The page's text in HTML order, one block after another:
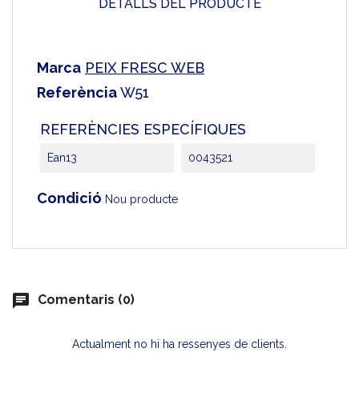
DETALLS DEL PRODUCTE
Marca PEIX FRESC WEB
ReferènciaW51
REFERÈNCIES ESPECÍFIQUES
Ean13 0043521
Condició Nou producte
chat Comentaris (0)
Actualment no hi ha ressenyes de clients.